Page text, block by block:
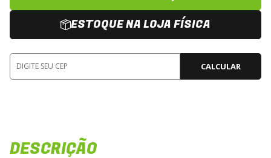
ESTOQUE NA LOJA FÍSICA
CALCULAR
DESCRIÇÃO